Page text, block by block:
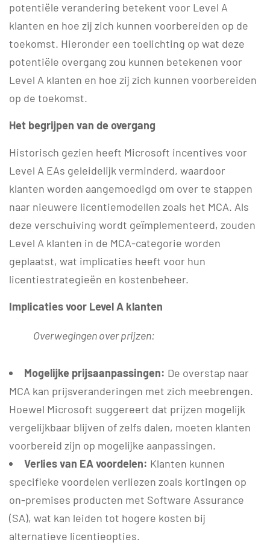
potentiële verandering betekent voor Level A
klanten en hoe zij zich kunnen voorbereiden op de
toekomst. Hieronder een toelichting op wat deze
potentiële overgang zou kunnen betekenen voor
Level A klanten en hoe zij zich kunnen voorbereiden
op de toekomst.
Het begrijpen van de overgang
Historisch gezien heeft Microsoft incentives voor
Level A EAs geleidelijk verminderd, waardoor
klanten worden aangemoedigd om over te stappen
naar nieuwere licentiemodellen zoals het MCA. Als
deze verschuiving wordt geïmplementeerd, zouden
Level A klanten in de MCA-categorie worden
geplaatst, wat implicaties heeft voor hun
licentiestrategieën en kostenbeheer.
Implicaties voor Level A klanten
Overwegingen over prijzen:
Mogelijke prijsaanpassingen: De overstap naar
MCA kan prijsveranderingen met zich meebrengen.
Hoewel Microsoft suggereert dat prijzen mogelijk
vergelijkbaar blijven of zelfs dalen, moeten klanten
voorbereid zijn op mogelijke aanpassingen.
Verlies van EA voordelen: Klanten kunnen
specifieke voordelen verliezen zoals kortingen op
on-premises producten met Software Assurance
(SA), wat kan leiden tot hogere kosten bij
alternatieve licentieopties.